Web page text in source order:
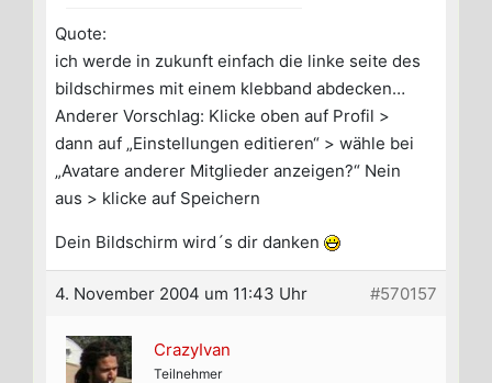
Quote:
ich werde in zukunft einfach die linke seite des
bildschirmes mit einem klebband abdecken…
Anderer Vorschlag: Klicke oben auf Profil >
dann auf „Einstellungen editieren“ > wähle bei
„Avatare anderer Mitglieder anzeigen?“ Nein
aus > klicke auf Speichern
Dein Bildschirm wird´s dir danken
4. November 2004 um 11:43 Uhr #570157
CrazyIvan
Teilnehmer